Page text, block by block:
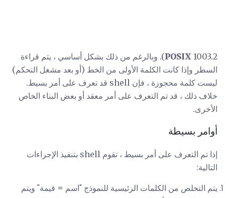
POSIX1003.2). وبالرغم من ذلك بشكل أساسي ، يتم قراءة
السطر وإذا كانت الكلمة الأولى من الخط (أو بعد مشغل التحكم)
ليست كلمة محجوزة ، فإن shell قد تعرف على أمر بسيط.
خلاف ذلك ، قد تم التعرف على أمر معقد أو بعض البناء الخاص
الأخرى.
أوامر بسيطة
إذا تم التعرف على أمر بسيط ، تقوم shell بتنفيذ الإجراءات
التالية:
يتم التخلص من الكلمات الرئيسية للنموذج "اسم = قيمة" ويتم